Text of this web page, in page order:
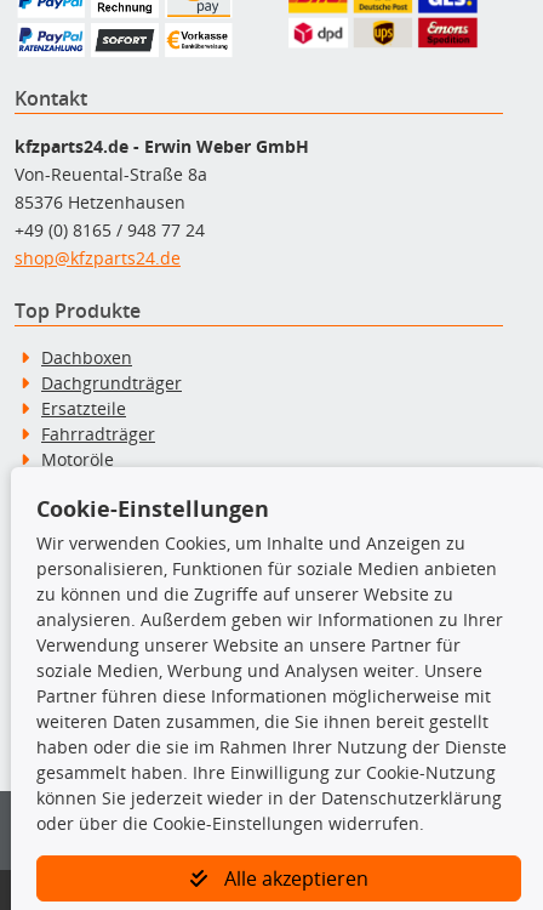
Kontakt
kfzparts24.de - Erwin Weber GmbH
Von-Reuental-Straße 8a
85376 Hetzenhausen
+49 (0) 8165 / 948 77 24
shop@kfzparts24.de
Top Produkte
Dachboxen
Dachgrundträger
Ersatzteile
Fahrradträger
Motoröle
Schneeketten
TecDoc Inside
Die hier angezeigten Daten insbesondere die gesamte Datenbank dürfen
nicht kopiert werden.
Es ist zu unterlassen, die Daten oder die gesamte Datenbank ohne
vorherige Zustimmung von TecDoc zu vervielfältigen, zu verbreiten
und/oder diese Handlungen durch Dritte ausführen zu lassen. Ein
Bitte prüfen Sie, ob das über unseren Onlineshop identifizierte Ersatzteil
Cookie-Einstellungen
Wir verwenden Cookies, um Inhalte und Anzeigen zu
personalisieren, Funktionen für soziale Medien anbieten
zu können und die Zugriffe auf unserer Website zu
analysieren. Außerdem geben wir Informationen zu Ihrer
Verwendung unserer Website an unsere Partner für
soziale Medien, Werbung und Analysen weiter. Unsere
Partner führen diese Informationen möglicherweise mit
weiteren Daten zusammen, die Sie ihnen bereit gestellt
haben oder die sie im Rahmen Ihrer Nutzung der Dienste
gesammelt haben. Ihre Einwilligung zur Cookie-Nutzung
können Sie jederzeit wieder in der Datenschutzerklärung
oder über die Cookie-Einstellungen widerrufen.
Alle akzeptieren